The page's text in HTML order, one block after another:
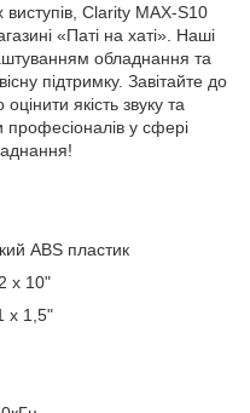
виступів, Clarity MAX-S10
«Паті на хаті». Наші
обладнання та
підтримку. Завітайте до
якість звуку та
професіоналів у сфері
ABS пластик
x 10"
x 1,5"